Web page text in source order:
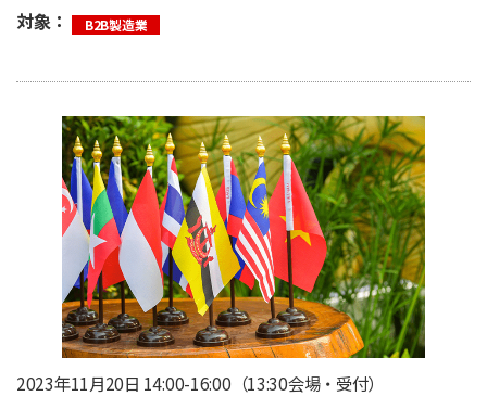
対象：
B2B製造業
2023年11月20日 14:00-16:00（13:30会場・受付）